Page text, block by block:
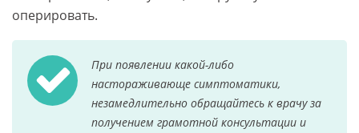
оперировать.
При появлении какой-либо
настораживающе симптоматики,
незамедлительно обращайтесь к врачу за
получением грамотной консультации и